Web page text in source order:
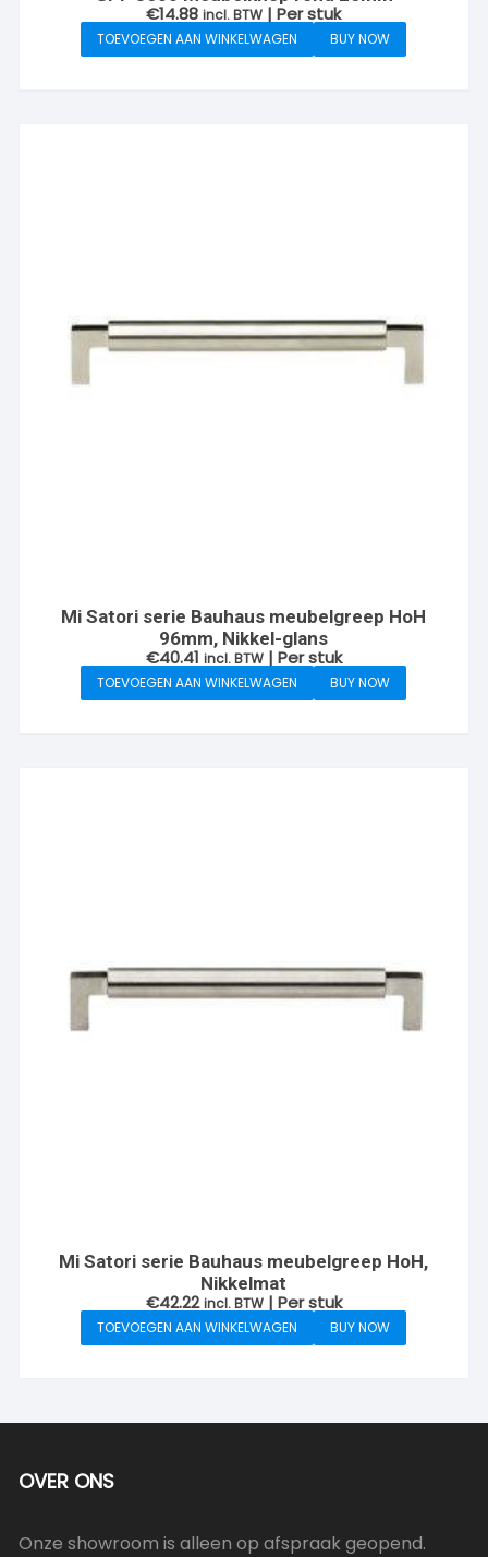
€14.88 incl. BTW | Per stuk
TOEVOEGEN AAN WINKELWAGEN BUY NOW
Mi Satori serie Bauhaus meubelgreep HoH
96mm, Nikkel-glans
€40.41 incl. BTW | Per stuk
TOEVOEGEN AAN WINKELWAGEN BUY NOW
Mi Satori serie Bauhaus meubelgreep HoH,
Nikkelmat
€42.22 incl. BTW | Per stuk
TOEVOEGEN AAN WINKELWAGEN BUY NOW
OVER ONS
Onze showroom is alleen op afspraak geopend.